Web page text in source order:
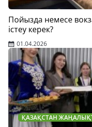
Пойызда немесе
істеу керек?
01.04.2026
ҚАЗАҚСТАН